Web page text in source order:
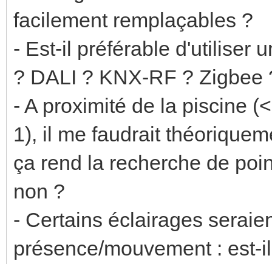
facilement remplaçables ?
- Est-il préférable d'utiliser
? DALI ? KNX-RF ? Zigbee
- A proximité de la piscine
1), il me faudrait
ça rend la recherche de
non ?
- Certains éclairages
présence/mouvement :